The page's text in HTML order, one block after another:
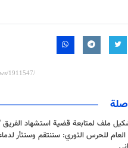
ملف لمتابعة قضية استشهاد
العام للحرس الثوري: سننتقم وسنثأر